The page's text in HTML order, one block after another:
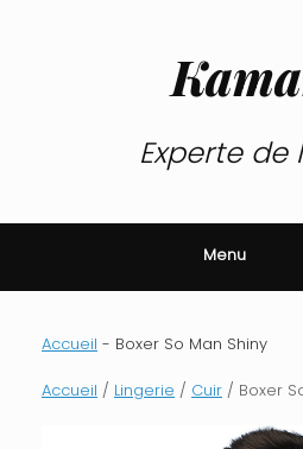
Experte de
Menu
Accueil - Boxer So Man Shiny
Accueil / Lingerie / Cuir / Boxer